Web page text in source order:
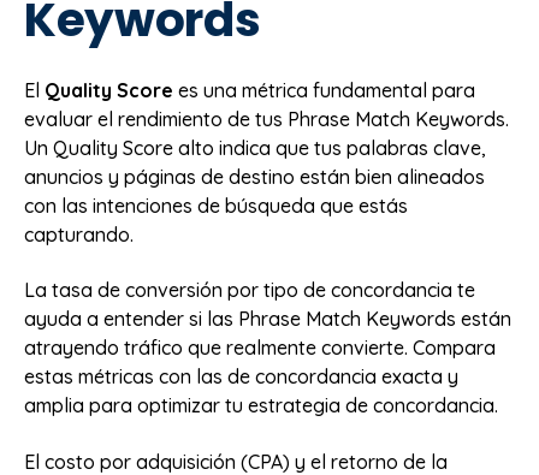
Keywords
El Quality Score es una métrica fundamental para
evaluar el rendimiento de tus Phrase Match Keywords.
Un Quality Score alto indica que tus palabras clave,
anuncios y páginas de destino están bien alineados
con las intenciones de búsqueda que estás
capturando.
La tasa de conversión por tipo de concordancia te
ayuda a entender si las Phrase Match Keywords están
atrayendo tráfico que realmente convierte. Compara
estas métricas con las de concordancia exacta y
amplia para optimizar tu estrategia de concordancia.
El costo por adquisición (CPA) y el retorno de la